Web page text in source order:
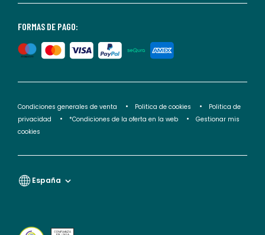
nuestra
de
privacidad</2>.
FORMAS DE PAGO:
Condiciones generales de venta Politica de cookies
Politica de
privacidad
*Condiciones de la oferta en la web
Gestionar mis
cookies
España